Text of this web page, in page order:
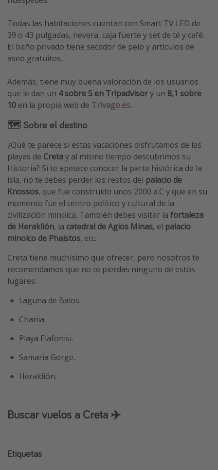
Todas las habitaciones cuentan con Smart TV LED de
39 o 43 pulgadas, nevera, caja fuerte y set de té y café.
El baño privado tiene secador de pelo y artículos de
aseo gratuitos.
Además, tiene muy buena valoración de los usuarios
que le dan un 4 sobre 5 en Tripadvisory un 8,1 sobre
10 en la propia web de Trivago.es.
🗺 Sobre el destino
¿Qué te parece si estas vacaciones disfrutamos de las
playas de Cretay al mismo tiempo descubrimos su
Historia? Si te apetece conocer la parte histórica de la
isla, no te debes perder los restos del palacio de
Knossos, que fue construido unos 2000 a.C y que en su
momento fue el centro político y cultural de la
civilización minoica. También debes visitar la fortaleza
de Heraklión, la catedral de Agios Minas, el palacio
minoico de Phaistos, etc.
Creta tiene muchísimo que ofrecer, pero nosotros te
recomendamos que no te pierdas ninguno de estos
lugares:
Laguna de Balos.
Chania.
Playa Elafonisi.
Samaria Gorge.
Heraklión.
Buscar vuelos a Creta ✈️
Etiquetas